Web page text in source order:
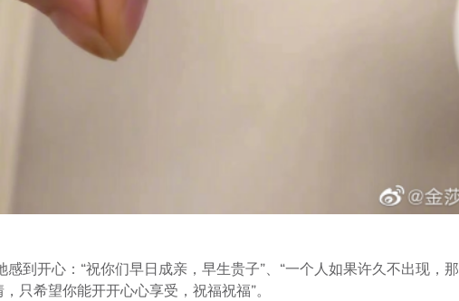
到开心：“祝你们早日成亲，早生贵子”、“一个人如果许久不出现，那
只希望你能开开心心享受，祝福祝福”。